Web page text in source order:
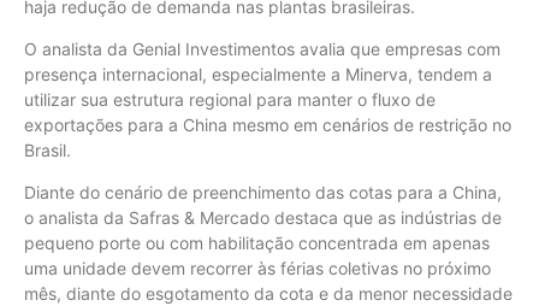
haja redução de demanda nas plantas brasileiras.
O analista da Genial Investimentos avalia que empresas com
presença internacional, especialmente a Minerva, tendem a
utilizar sua estrutura regional para manter o fluxo de
exportações para a China mesmo em cenários de restrição no
Brasil.
Diante do cenário de preenchimento das cotas para a China,
o analista da Safras & Mercado destaca que as indústrias de
pequeno porte ou com habilitação concentrada em apenas
uma unidade devem recorrer às férias coletivas no próximo
mês, diante do esgotamento da cota e da menor necessidade